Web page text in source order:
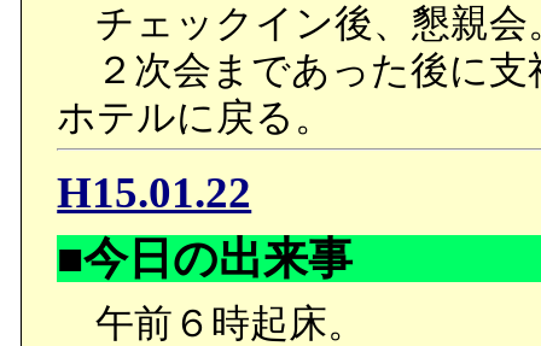
チェックイン後、懇親会
２次会まであった後に支
ホテルに戻る。
H15.01.22
■今日の出来事
午前６時起床。